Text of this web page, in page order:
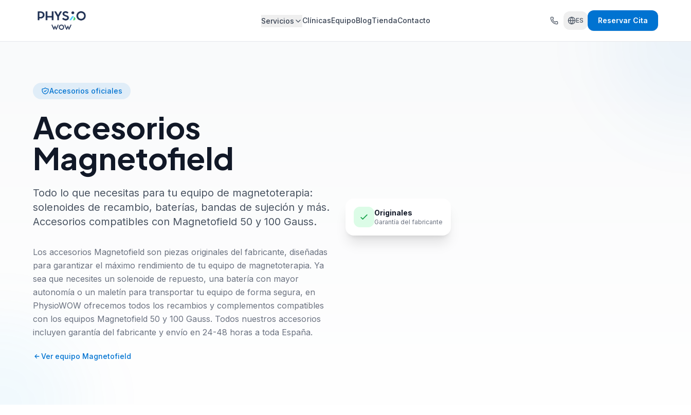
Physio WOW
Servicios ClínicasEquipoBlogTiendaContacto ES Reservar Cita
Accesorios oficiales
Accesorios
Magnetofield
Todo lo que necesitas para tu equipo de magnetoterapia:
solenoides de recambio, baterías, bandas de sujeción y más.
Accesorios compatibles con Magnetofield 50 y 100 Gauss.
Los accesorios Magnetofield son piezas originales del fabricante, diseñadas
para garantizar el máximo rendimiento de tu equipo de magnetoterapia. Ya
sea que necesites un solenoide de repuesto, una batería con mayor
autonomía o un maletín para transportar tu equipo de forma segura, en
PhysioWOW ofrecemos todos los recambios y complementos compatibles
con los equipos Magnetofield 50 y 100 Gauss. Todos nuestros accesorios
incluyen garantía del fabricante y envío en 24-48 horas a toda España.
Ver equipo Magnetofield
Originales
Garantía del fabricante